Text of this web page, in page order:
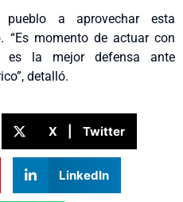
a aprovechar esta
“Es momento de actuar con
es la mejor defensa ante
detalló.
X | Twitter
LinkedIn